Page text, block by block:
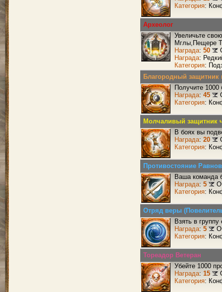
Категория:
Археолог
Увеличьте
Мглы,Пещере
Награда: 50
Награда:
Категория:
Благородный защитник
Получите 1000
Награда: 45
Категория:
Молчаливый защитник
В боях вы
Награда: 20
Категория:
Противостояние
Ваша команда
Награда: 5
Категория:
Отряд веры
Взять в
Награда: 5
Категория:
Тореадор Ветеран
Убейте 1000
Награда: 15
Категория: